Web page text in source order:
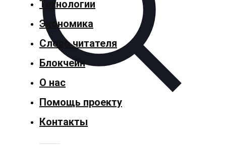
новости
Общество
Политика
Культура
Технологии
Технологии
Экономика
Слово читателя
Блокчейн
О нас
Помощь проекту
Контакты